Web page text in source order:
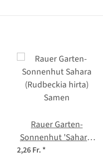
Rauer Garten-
Sonnenhut 'Sahara'
(Rudbeckia hirta)
2,26 Fr.*